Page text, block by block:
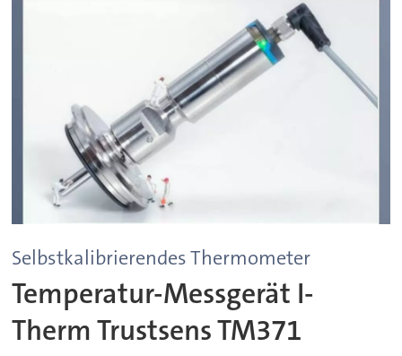
Selbstkalibrierendes Thermometer
Temperatur-Messgerät I-
Therm Trustsens TM371